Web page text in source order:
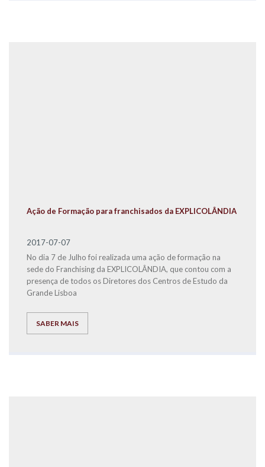
Ação de Formação para franchisados da EXPLICOLÂNDIA
2017-07-07
No dia 7 de Julho foi realizada uma ação de formação na
sede do Franchising da EXPLICOLÂNDIA, que contou com a
presença de todos os Diretores dos Centros de Estudo da
Grande Lisboa
SABER MAIS